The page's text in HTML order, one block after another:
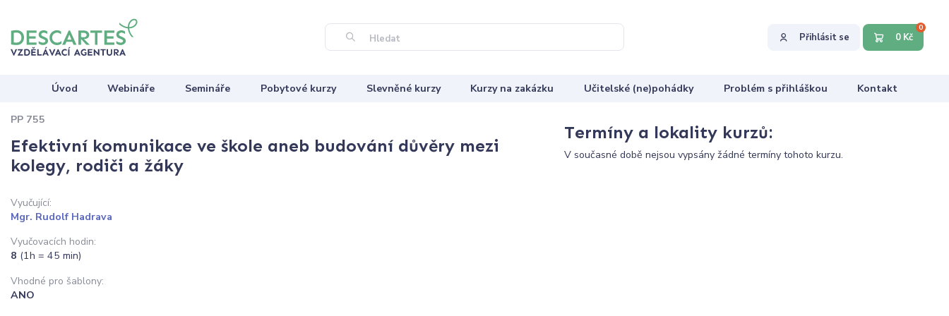
Hledat Přihlásit se 0 Kč
0
Úvod Webináře Semináře Pobytové kurzy Slevněné kurzy Kurzy na zakázku Učitelské (ne)pohádky Problém s přihláškou Kontakt
PP 755
Efektivní komunikace ve škole aneb budování důvěry mezi
kolegy, rodiči a žáky
Vyučující:
Mgr. Rudolf Hadrava
Vyučovacích hodin:
8 (1h = 45 min)
Vhodné pro šablony:
ANO
Termíny a lokality kurzů:
V současné době nejsou vypsány žádné termíny tohoto kurzu.